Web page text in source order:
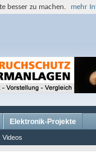
Videos
Elektronik-Projekte
besser zu machen. mehr